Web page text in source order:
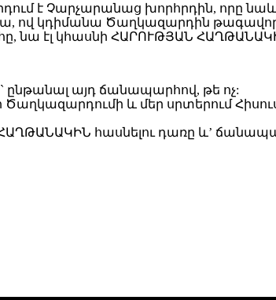
է Չարչարանաց խորհրդին, որը
ով կդիմանա Ծաղկազարդին թագավոր
նա էլ կհասնի ՀԱՐՈՒԹՅԱՆ
ընթանալ այդ ճանապարհով, թե ոչ:
Ծաղկազարդումի և մեր սրտերում
հասնելու դառը և’